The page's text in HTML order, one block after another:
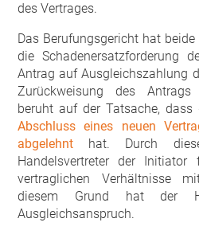
des Vertrages.
Das Berufungsgericht hat
die Schadenersatzforderung
Antrag auf Ausgleichszahlung
Zurückweisung des Antrags
beruht auf der Tatsache, dass
Abschluss eines neuen
abgelehnt hat. Durch
Handelsvertreter der
vertraglichen Verhältnisse
diesem Grund hat der
Ausgleichsanspruch.